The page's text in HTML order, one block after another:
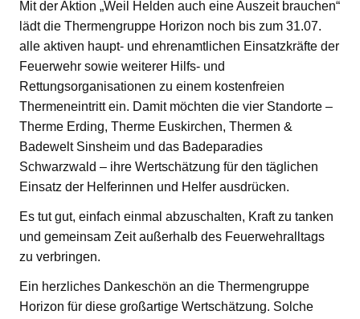
Mit der Aktion „Weil Helden auch eine Auszeit brauchen“
lädt die Thermengruppe Horizon noch bis zum 31.07.
alle aktiven haupt- und ehrenamtlichen Einsatzkräfte der
Feuerwehr sowie weiterer Hilfs- und
Rettungsorganisationen zu einem kostenfreien
Thermeneintritt ein. Damit möchten die vier Standorte –
Therme Erding, Therme Euskirchen, Thermen &
Badewelt Sinsheim und das Badeparadies
Schwarzwald – ihre Wertschätzung für den täglichen
Einsatz der Helferinnen und Helfer ausdrücken.
Es tut gut, einfach einmal abzuschalten, Kraft zu tanken
und gemeinsam Zeit außerhalb des Feuerwehralltags
zu verbringen.
Ein herzliches Dankeschön an die Thermengruppe
Horizon für diese großartige Wertschätzung. Solche